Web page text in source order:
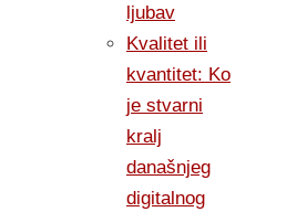
ljubav
Kvalitet ili
kvantitet: Ko
je stvarni
kralj
današnjeg
digitalnog